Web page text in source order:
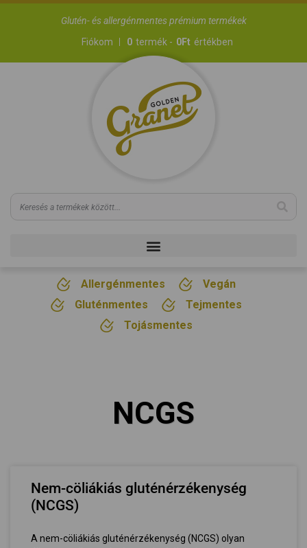
Glutén- és allergénmentes prémium termékek
Fiókom
0 termék - 0Ft értékben
Allergénmentes
Vegán
Gluténmentes
Tejmentes
Tojásmentes
NCGS
Nem-cöliákiás gluténérzékenység
(NCGS)
A nem-cöliákiás gluténérzékenység (NCGS) olyan